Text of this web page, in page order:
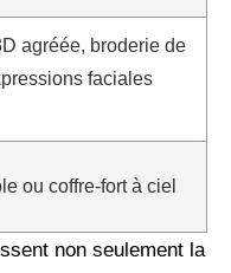
agréée, broderie de
faciales
ou coffre-fort à ciel
non seulement la